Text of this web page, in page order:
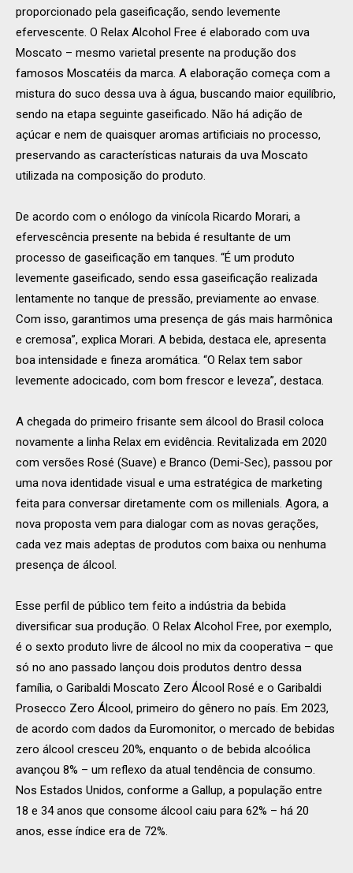
proporcionado pela gaseificação, sendo levemente
efervescente. O Relax Alcohol Free é elaborado com uva
Moscato – mesmo varietal presente na produção dos
famosos Moscatéis da marca. A elaboração começa com a
mistura do suco dessa uva à água, buscando maior equilíbrio,
sendo na etapa seguinte gaseificado. Não há adição de
açúcar e nem de quaisquer aromas artificiais no processo,
preservando as características naturais da uva Moscato
utilizada na composição do produto.
De acordo com o enólogo da vinícola Ricardo Morari, a
efervescência presente na bebida é resultante de um
processo de gaseificação em tanques. “É um produto
levemente gaseificado, sendo essa gaseificação realizada
lentamente no tanque de pressão, previamente ao envase.
Com isso, garantimos uma presença de gás mais harmônica
e cremosa”, explica Morari. A bebida, destaca ele, apresenta
boa intensidade e fineza aromática. “O Relax tem sabor
levemente adocicado, com bom frescor e leveza”, destaca.
A chegada do primeiro frisante sem álcool do Brasil coloca
novamente a linha Relax em evidência. Revitalizada em 2020
com versões Rosé (Suave) e Branco (Demi-Sec), passou por
uma nova identidade visual e uma estratégica de marketing
feita para conversar diretamente com os millenials. Agora, a
nova proposta vem para dialogar com as novas gerações,
cada vez mais adeptas de produtos com baixa ou nenhuma
presença de álcool.
Esse perfil de público tem feito a indústria da bebida
diversificar sua produção. O Relax Alcohol Free, por exemplo,
é o sexto produto livre de álcool no mix da cooperativa – que
só no ano passado lançou dois produtos dentro dessa
família, o Garibaldi Moscato Zero Álcool Rosé e o Garibaldi
Prosecco Zero Álcool, primeiro do gênero no país. Em 2023,
de acordo com dados da Euromonitor, o mercado de bebidas
zero álcool cresceu 20%, enquanto o de bebida alcoólica
avançou 8% – um reflexo da atual tendência de consumo.
Nos Estados Unidos, conforme a Gallup, a população entre
18 e 34 anos que consome álcool caiu para 62% – há 20
anos, esse índice era de 72%.